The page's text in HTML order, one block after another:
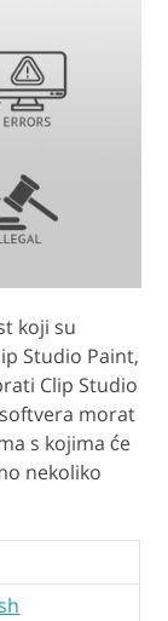
koji su
Studio Paint,
Clip Studio
morat
s kojima će
nekoliko